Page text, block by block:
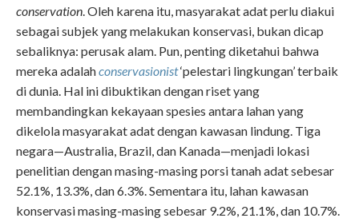
conservation. Oleh karena itu, masyarakat adat perlu diakui
sebagai subjek yang melakukan konservasi, bukan dicap
sebaliknya: perusak alam. Pun, penting diketahui bahwa
mereka adalahconservasionist‘pelestari lingkungan’ terbaik
di dunia. Hal ini dibuktikan dengan riset yang
membandingkan kekayaan spesies antara lahan yang
dikelola masyarakat adat dengan kawasan lindung. Tiga
negara—Australia, Brazil, dan Kanada—menjadi lokasi
penelitian dengan masing-masing porsi tanah adat sebesar
52.1%, 13.3%, dan 6.3%. Sementara itu, lahan kawasan
konservasi masing-masing sebesar 9.2%, 21.1%, dan 10.7%.